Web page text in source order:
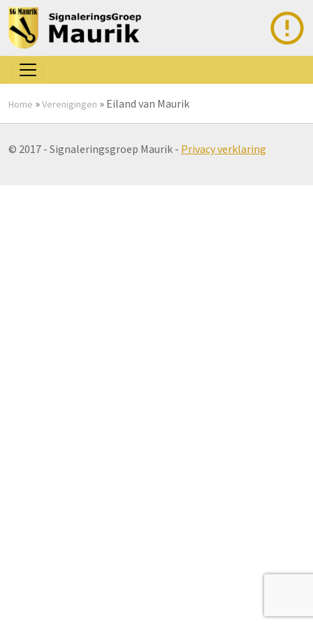
Home »Verenigingen » Eiland van Maurik
© 2017 - Signaleringsgroep Maurik - Privacy verklaring